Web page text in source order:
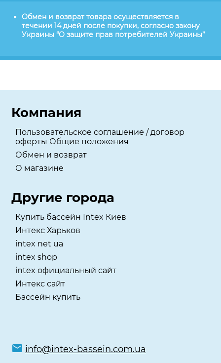
Обмен и возврат товара осуществляется в
течении 14 дней после покупки, согласно закону
Украины “О защите прав потребителей Украины”
Компания
Пользовательское соглашение / договор
оферты Общие положения
Обмен и возврат
О магазине
Другие города
Купить бассейн Intex Киев
Интекс Харьков
intex net ua
intex shop
intex официальный сайт
Интекс сайт
Бассейн купить
info@intex-bassein.com.ua